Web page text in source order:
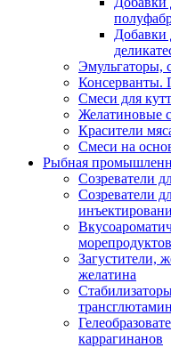
Добавки
Эмульгаторы,
Консерванты.
Смеси для
Желатиновые
Красители
Смеси на
Рыбная
Созреватели
Созреватели
морепродуктов
Загустители,
желатина
каррагинанов